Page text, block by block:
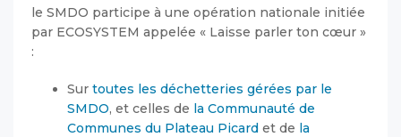
le SMDO participe à une opération nationale initiée
par ECOSYSTEM appelée « Laisse parler ton cœur »
:
Sur toutes les déchetteries gérées par le
SMDO, et celles de la Communauté de
Communes du Plateau Picard et de la